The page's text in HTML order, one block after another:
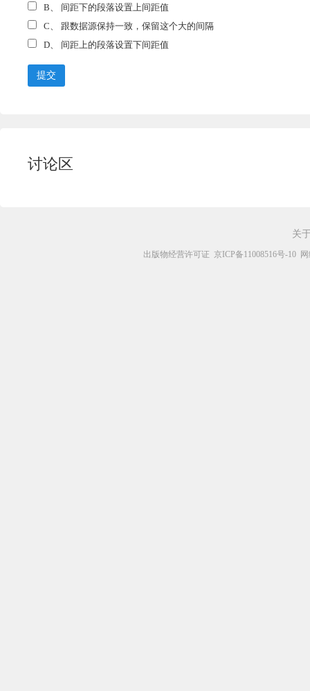
B、 间距下的段落设置上间距值
C、 跟数据源保持一致，保留这个大的间隔
D、 间距上的段落设置下间距值
提交
讨论区
关
出版物经营许可证 京ICP备11008516号-10